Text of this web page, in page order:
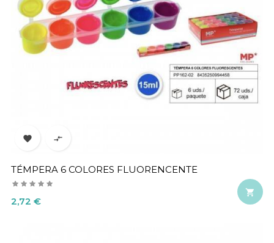
 
TÉMPERA 6 COLORES FLUORENCENTE
Precio
2,72 €
